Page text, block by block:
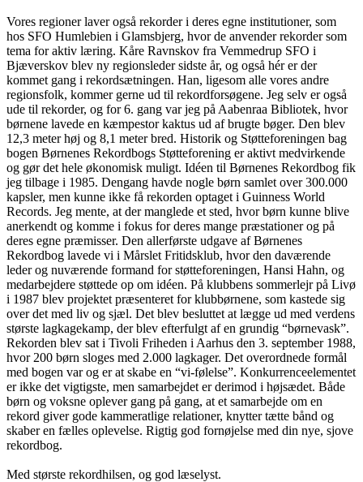
Vores regioner laver også rekorder i deres egne institutioner, som
hos SFO Humlebien i Glamsbjerg, hvor de anvender rekorder som
tema for aktiv læring. Kåre Ravnskov fra Vemmedrup SFO i
Bjæverskov blev ny regionsleder sidste år, og også hér er der
kommet gang i rekordsætningen. Han, ligesom alle vores andre
regionsfolk, kommer gerne ud til rekordforsøgene. Jeg selv er også
ude til rekorder, og for 6. gang var jeg på Aabenraa Bibliotek, hvor
børnene lavede en kæmpestor kaktus ud af brugte bøger. Den blev
12,3 meter høj og 8,1 meter bred. Historik og Støtteforeningen bag
bogen Børnenes Rekordbogs Støtteforening er aktivt medvirkende
og gør det hele økonomisk muligt. Idéen til Børnenes Rekordbog fik
jeg tilbage i 1985. Dengang havde nogle børn samlet over 300.000
kapsler, men kunne ikke få rekorden optaget i Guinness World
Records. Jeg mente, at der manglede et sted, hvor børn kunne blive
anerkendt og komme i fokus for deres mange præstationer og på
deres egne præmisser. Den allerførste udgave af Børnenes
Rekordbog lavede vi i Mårslet Fritidsklub, hvor den daværende
leder og nuværende formand for støtteforeningen, Hansi Hahn, og
medarbejdere støttede op om idéen. På klubbens sommerlejr på Livø
i 1987 blev projektet præsenteret for klubbørnene, som kastede sig
over det med liv og sjæl. Det blev besluttet at lægge ud med verdens
største lagkagekamp, der blev efterfulgt af en grundig “børnevask”.
Rekorden blev sat i Tivoli Friheden i Aarhus den 3. september 1988,
hvor 200 børn sloges med 2.000 lagkager. Det overordnede formål
med bogen var og er at skabe en “vi-følelse”. Konkurrenceelementet
er ikke det vigtigste, men samarbejdet er derimod i højsædet. Både
børn og voksne oplever gang på gang, at et samarbejde om en
rekord giver gode kammeratlige relationer, knytter tætte bånd og
skaber en fælles oplevelse. Rigtig god fornøjelse med din nye, sjove
rekordbog.
Med største rekordhilsen, og god læselyst.